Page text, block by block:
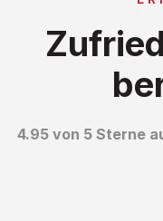
4.95 von 5 Sterne